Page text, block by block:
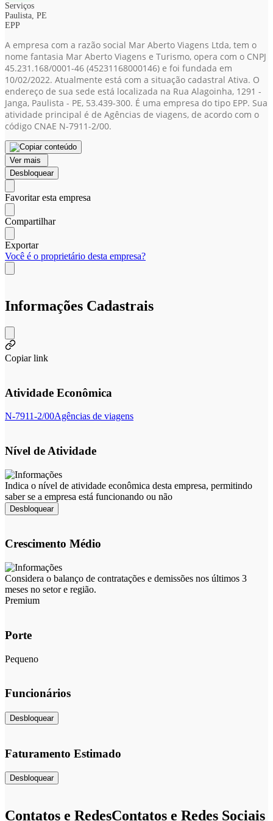
Serviços
Paulista, PE
EPP
A empresa com a razão social Mar Aberto Viagens Ltda, tem o
nome fantasia Mar Aberto Viagens e Turismo, opera com o CNPJ
45.231.168/0001-46 (45231168000146) e foi fundada em
10/02/2022. Atualmente está com a situação cadastral Ativa. O
endereço de sua sede está localizada na Rua Alagoinha, 1291 -
Janga, Paulista - PE, 53.439-300. É uma empresa do tipo EPP. Sua
atividade principal é de Agências de viagens, de acordo com o
código CNAE N-7911-2/00.
Ver mais
Desbloquear
Favoritar esta empresa
Compartilhar
Exportar
Você é o proprietário desta empresa?
Informações Cadastrais
Copiar link
Atividade Econômica
N-7911-2/00Agências de viagens
Nível de Atividade
Indica o nível de atividade econômica desta empresa, permitindo
saber se a empresa está funcionando ou não
Desbloquear
Crescimento Médio
Considera o balanço de contratações e demissões nos últimos 3
meses no setor e região.
Premium
Porte
Pequeno
Funcionários
Desbloquear
Faturamento Estimado
Desbloquear
Contatos e RedesContatos e Redes Sociais